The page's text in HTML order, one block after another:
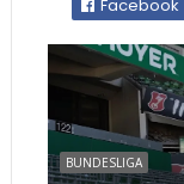
Facebook
BUNDESLIGA